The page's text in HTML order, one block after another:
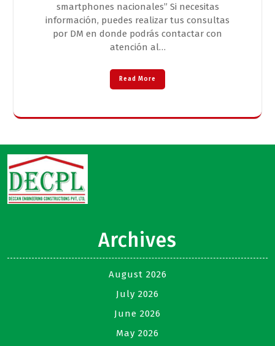
smartphones nacionales” Si necesitas
información, puedes realizar tus consultas
por DM en donde podrás contactar con
atención al…
Read More
Archives
August 2026
July 2026
June 2026
May 2026